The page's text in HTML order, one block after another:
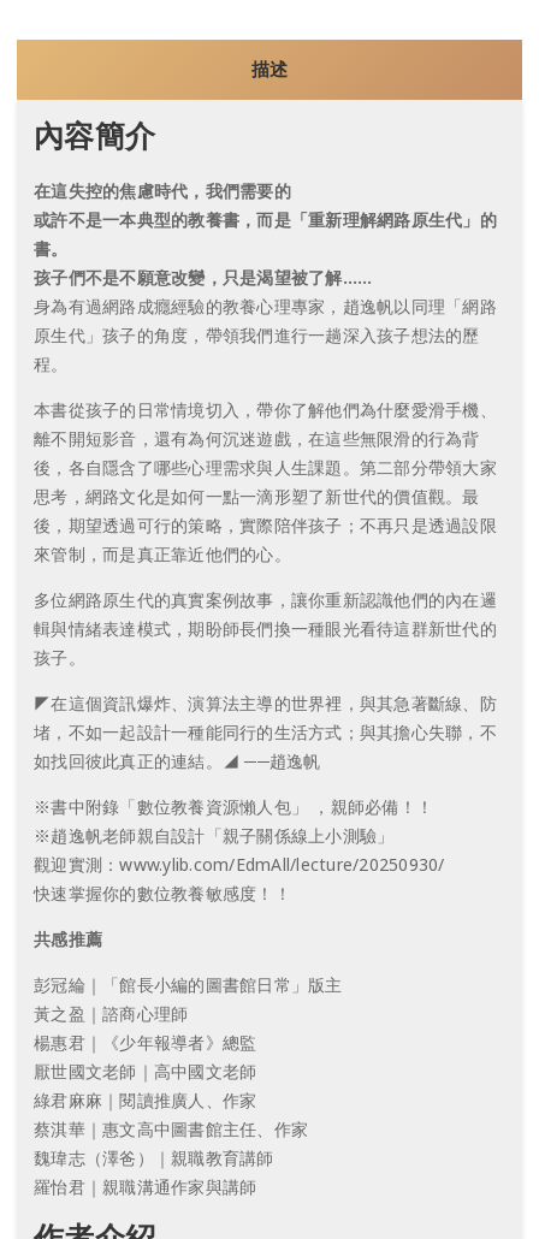
描述
內容簡介
在這失控的焦慮時代，我們需要的
或許不是一本典型的教養書，而是「重新理解網路原生代」的
書。
孩子們不是不願意改變，只是渴望被了解……
身為有過網路成癮經驗的教養心理專家，趙逸帆以同理「網路
原生代」孩子的角度，帶領我們進行一趟深入孩子想法的歷
程。
本書從孩子的日常情境切入，帶你了解他們為什麼愛滑手機、
離不開短影音，還有為何沉迷遊戲，在這些無限滑的行為背
後，各自隱含了哪些心理需求與人生課題。第二部分帶領大家
思考，網路文化是如何一點一滴形塑了新世代的價值觀。最
後，期望透過可行的策略，實際陪伴孩子；不再只是透過設限
來管制，而是真正靠近他們的心。
多位網路原生代的真實案例故事，讓你重新認識他們的內在邏
輯與情緒表達模式，期盼師長們換一種眼光看待這群新世代的
孩子。
◤在這個資訊爆炸、演算法主導的世界裡，與其急著斷線、防
堵，不如一起設計一種能同行的生活方式；與其擔心失聯，不
如找回彼此真正的連結。◢ ──趙逸帆
※書中附錄「數位教養資源懶人包」 ，親師必備！！
※趙逸帆老師親自設計「親子關係線上小測驗」
觀迎實測：www.ylib.com/EdmAll/lecture/20250930/
快速掌握你的數位教養敏感度！！
共感推薦
彭冠綸｜「館長小編的圖書館日常」版主
黃之盈｜諮商心理師
楊惠君｜《少年報導者》總監
厭世國文老師｜高中國文老師
綠君麻麻｜閱讀推廣人、作家
蔡淇華｜惠文高中圖書館主任、作家
魏瑋志（澤爸）｜親職教育講師
羅怡君｜親職溝通作家與講師